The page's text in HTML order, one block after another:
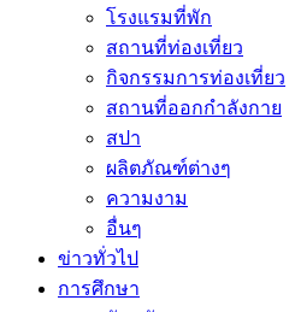
โรงแรมที่พัก
สถานที่ท่องเที่ยว
กิจกรรมการท่องเที่ยว
สถานที่ออกกำลังกาย
สปา
ผลิตภัณฑ์ต่างๆ
ความงาม
อื่นๆ
ข่าวทั่วไป
การศึกษา